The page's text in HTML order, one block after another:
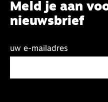
Meld je aan
nieuwsbrief
uw e-mailadres